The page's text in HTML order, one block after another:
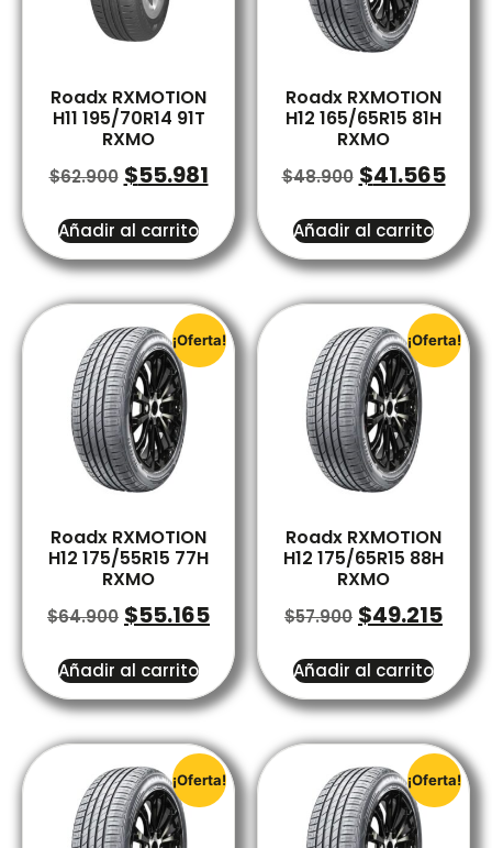
Roadx RXMOTION
H11 195/70R14 91T
RXMO
$62.900 $55.981
Añadir al carrito
Roadx RXMOTION
H12 165/65R15 81H
RXMO
$48.900 $41.565
Añadir al carrito
¡Oferta!
Roadx RXMOTION
H12 175/55R15 77H
RXMO
$64.900 $55.165
Añadir al carrito
¡Oferta!
Roadx RXMOTION
H12 175/65R15 88H
RXMO
$57.900 $49.215
Añadir al carrito
¡Oferta! ¡Oferta!